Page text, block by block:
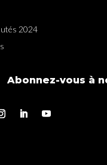
2024
Abonnez-vous à